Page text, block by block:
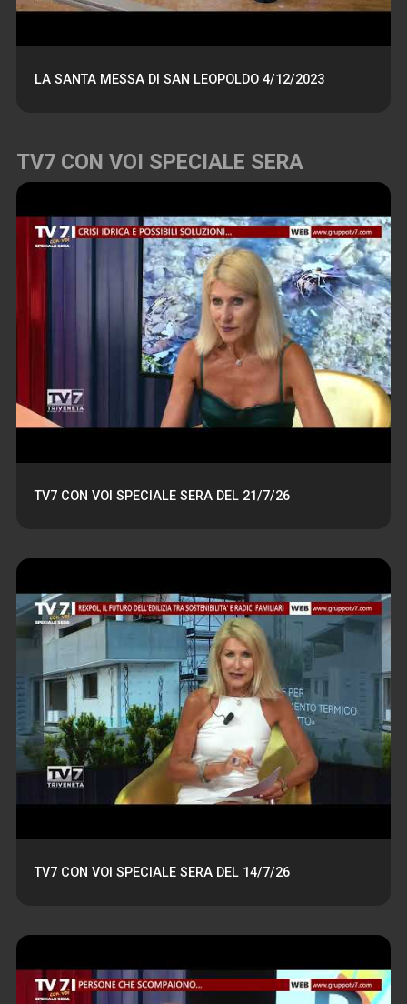
LA SANTA MESSA DI SAN LEOPOLDO 4/12/2023
TV7 CON VOI SPECIALE SERA
TV7 CON VOI SPECIALE SERA DEL 21/7/26
TV7 CON VOI SPECIALE SERA DEL 14/7/26